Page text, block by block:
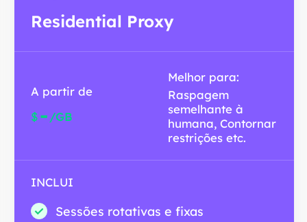
Residential Proxy
A partir de
$- /GB
Melhor para:
Raspagem
semelhante à
humana, Contornar
restrições etc.
INCLUI
Sessões rotativas e fixas